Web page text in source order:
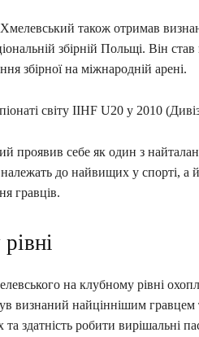
також отримав
збірній Польщі. Він
збірної на міжнародній арені.
світу IIHF U20 у 2010
проявив себе як один з
до найвищих у спорті, а
гравців.
на клубному рівні
визнаний найціннішим
та здатність робити вирішальні